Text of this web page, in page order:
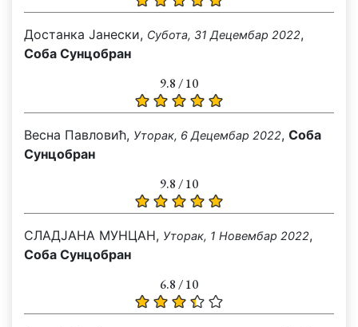
Достанка Јанески, Субота, 31 Децембар 2022,
Соба Сунцобран
9.8 / 10
Весна Павловић, Уторак, 6 Децембар 2022, Соба
Сунцобран
9.8 / 10
СЛАДЈАНА МУНЦАН, Уторак, 1 Новембар 2022,
Соба Сунцобран
6.8 / 10